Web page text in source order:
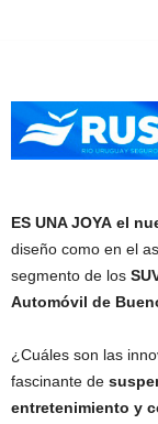
ES UNA JOYA el
diseño como en el
segmento de los
Automóvil de
¿Cuáles son las
fascinante de
entretenimiento y